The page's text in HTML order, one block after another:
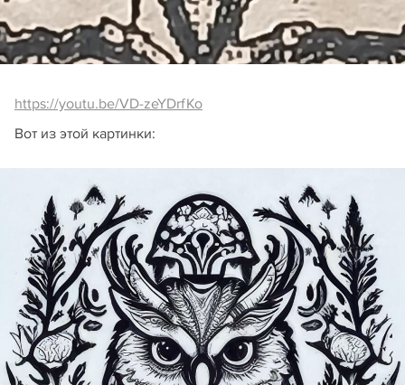
https://youtu.be/VD-zeYDrfKo
Вот из этой картинки: